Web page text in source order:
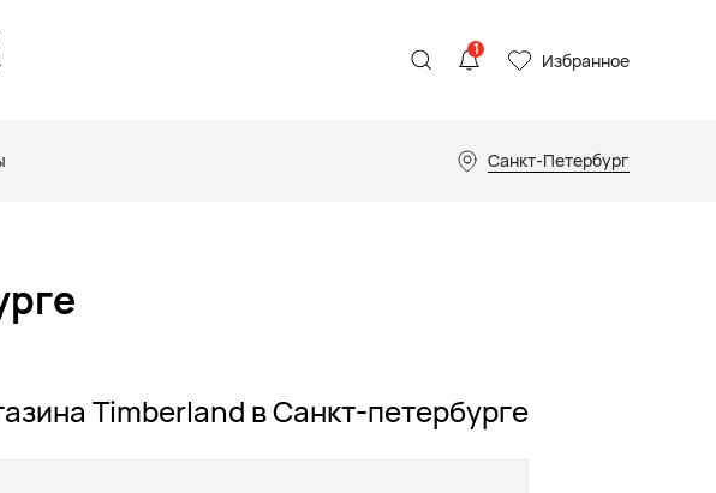
1 Избранное
Санкт-Петербург
Timberland в Санкт-петербурге